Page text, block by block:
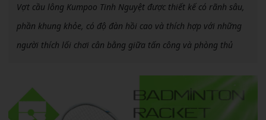
Vợt cầu lông Kumpoo Tinh Nguyệt được thiết kế có rãnh sâu,
phần khung khỏe, có độ đàn hồi cao và thích hợp với những
người thích lối chơi cân bằng giữa tấn công và phòng thủ